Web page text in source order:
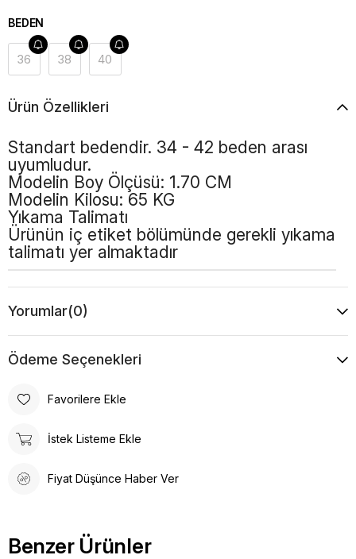
BEDEN
36 38 40
Ürün Özellikleri
Standart bedendir. 34 - 42 beden arası
uyumludur.
Modelin Boy Ölçüsü: 1.70 CM
Modelin Kilosu: 65 KG
Yıkama Talimatı
Ürünün iç etiket bölümünde gerekli yıkama
talimatı yer almaktadır
Yorumlar(0)
Ödeme Seçenekleri
Favorilere Ekle
İstek Listeme Ekle
Fiyat Düşünce Haber Ver
Benzer Ürünler